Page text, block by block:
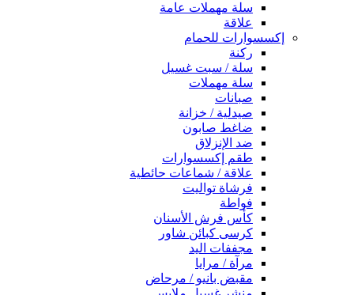
سلة مهملات عامة
علاقة
إكسسوارات للحمام
ركنة
سلة / سبت غسيل
سلة مهملات
صبانات
صيدلية / خزانة
ضاغط صابون
ضد الإنزلاق
طقم إكسسوارات
علاقة / شماعات حائطية
فرشاة تواليت
فواطة
كأس فرش الأسنان
كرسى كبائن شاور
مجففات اليد
مرآة / مرايا
مقبض بانيو / مرحاض